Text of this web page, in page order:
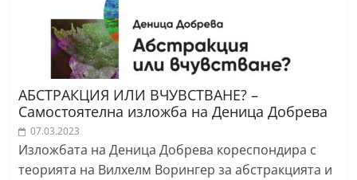
АБСТРАКЦИЯ ИЛИ ВЧУВСТВАНЕ? –
Самостоятелна изложба на Деница Добрева
07.03.2023
Изложбата на Деница Добрева кореспондира с
теорията на Вилхелм Ворингер за абстракцията и